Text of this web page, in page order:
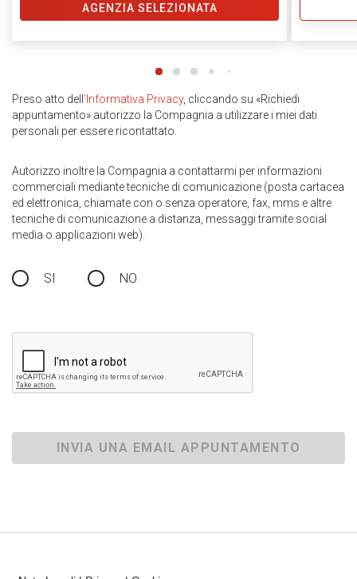
AGENZIA SELEZIONATA
Preso atto dell ’Informativa Privacy, cliccando su «Richiedi
appuntamento» autorizzo la Compagnia a utilizzare i miei dati
personali per essere ricontattato.
Autorizzo inoltre la Compagnia a contattarmi per informazioni
commerciali mediante tecniche di comunicazione (posta cartacea
ed elettronica, chiamate con o senza operatore, fax, mms e altre
tecniche di comunicazione a distanza, messaggi tramite social
media o applicazioni web).
SI NO
INVIA UNA EMAIL APPUNTAMENTO